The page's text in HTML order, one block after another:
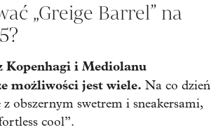
„Greige Barrel” na
Kopenhagi i Mediolanu
możliwości jest wiele. Na co dzień
obszernym swetrem i sneakersami,
cool”.